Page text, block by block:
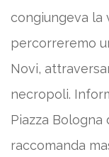
congiungeva la
percorreremo
Novi,
necropoli.
Piazza Bologna
raccomanda